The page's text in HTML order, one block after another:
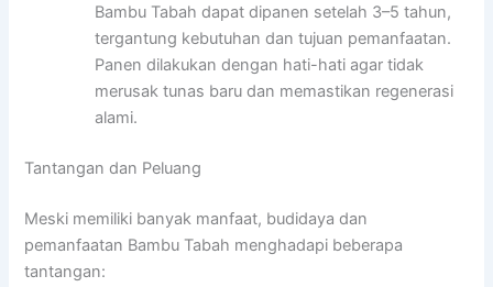
Bambu Tabah dapat dipanen setelah 3–5 tahun,
tergantung kebutuhan dan tujuan pemanfaatan.
Panen dilakukan dengan hati-hati agar tidak
merusak tunas baru dan memastikan regenerasi
alami.
Tantangan dan Peluang
Meski memiliki banyak manfaat, budidaya dan
pemanfaatan Bambu Tabah menghadapi beberapa
tantangan: